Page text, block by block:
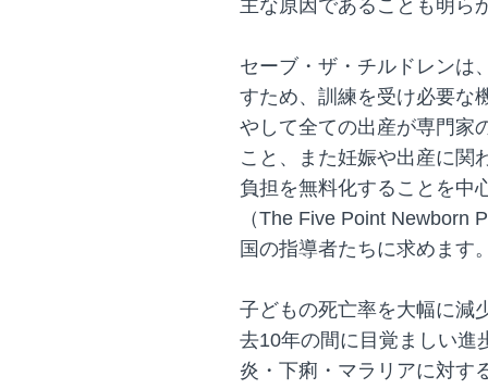
主な原因であることも明ら
セーブ・ザ・チルドレンは
すため、訓練を受け必要な
やして全ての出産が専門家
こと、また妊娠や出産に関
負担を無料化することを中
（The Five Point Newborn
国の指導者たちに求めます
子どもの死亡率を大幅に減
去10年の間に目覚ましい進
炎・下痢・マラリアに対す